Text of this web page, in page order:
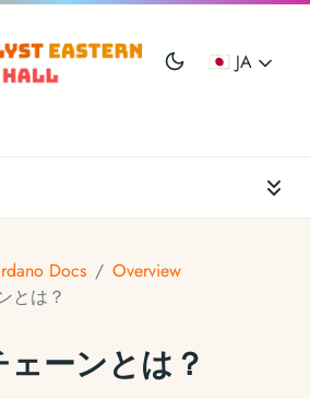
🇯🇵 JA
Docs
Overview
とは？
ーンとは？